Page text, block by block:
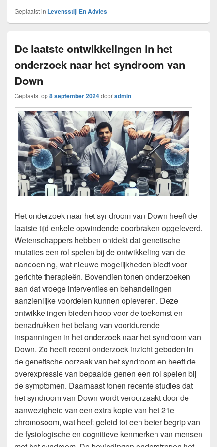
Geplaatst in Levensstijl En Advies
De laatste ontwikkelingen in het
onderzoek naar het syndroom van
Down
Geplaatst op8 september 2024dooradmin
Het onderzoek naar het syndroom van Down heeft de
laatste tijd enkele opwindende doorbraken opgeleverd.
Wetenschappers hebben ontdekt dat genetische
mutaties een rol spelen bij de ontwikkeling van de
aandoening, wat nieuwe mogelijkheden biedt voor
gerichte therapieën. Bovendien tonen onderzoeken
aan dat vroege interventies en behandelingen
aanzienlijke voordelen kunnen opleveren. Deze
ontwikkelingen bieden hoop voor de toekomst en
benadrukken het belang van voortdurende
inspanningen in het onderzoek naar het syndroom van
Down. Zo heeft recent onderzoek inzicht geboden in
de genetische oorzaak van het syndroom en heeft de
overexpressie van bepaalde genen een rol spelen bij
de symptomen. Daarnaast tonen recente studies dat
het syndroom van Down wordt veroorzaakt door de
aanwezigheid van een extra kopie van het 21e
chromosoom, wat heeft geleid tot een beter begrip van
de fysiologische en cognitieve kenmerken van mensen